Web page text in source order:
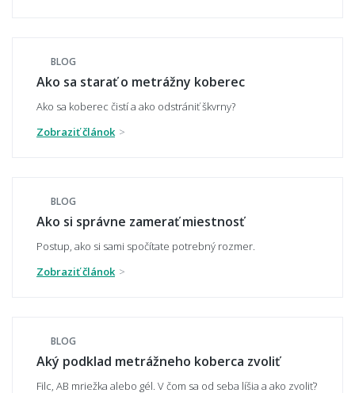
Aký typ vlasu je najvhodnejší - slučkový,
alebo strihaný?
Je metrážny koberec vhodný pre alergikov?
Môžem si nechať zaslať vopred vzorku
Robia sa aj metráže z vlny?
BLOG
Ako sa starať o metrážny koberec
Ako sa koberec čistí a ako odstrániť škvrny?
Zobraziť článok
BLOG
Ako si správne zamerať miestnosť
Postup, ako si sami spočítate potrebný rozmer.
Zobraziť článok
BLOG
Aký podklad metrážneho koberca zvoliť
Filc, AB mriežka alebo gél. V čom sa od seba líšia a ako zvoliť?